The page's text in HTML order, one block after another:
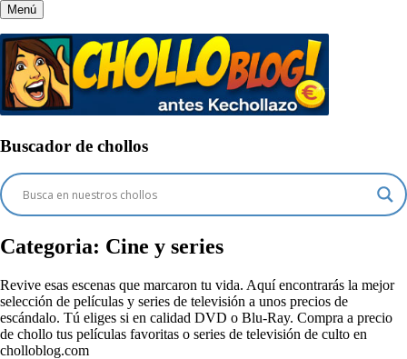
Menú
Buscador de chollos
Categoria: Cine y series
Revive esas escenas que marcaron tu vida. Aquí encontrarás la mejor
selección de películas y series de televisión a unos precios de
escándalo. Tú eliges si en calidad DVD o Blu-Ray. Compra a precio
de chollo tus películas favoritas o series de televisión de culto en
cholloblog.com